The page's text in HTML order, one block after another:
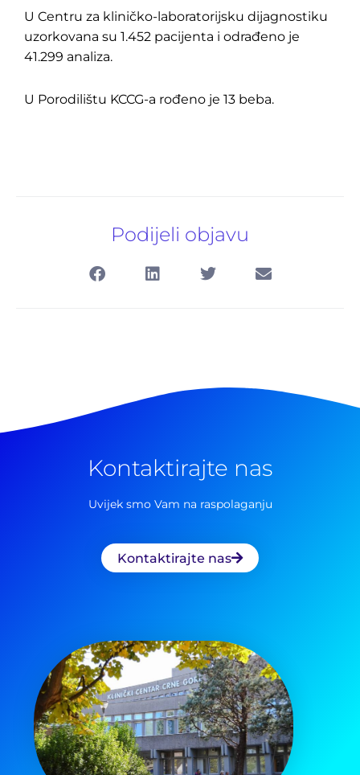
U Centru za kliničko-laboratorijsku dijagnostiku
uzorkovana su 1.452 pacijenta i odrađeno je
41.299 analiza.
U Porodilištu KCCG-a rođeno je 13 beba.
Podijeli objavu
Kontaktirajte nas
Uvijek smo Vam na raspolaganju
Kontaktirajte nas